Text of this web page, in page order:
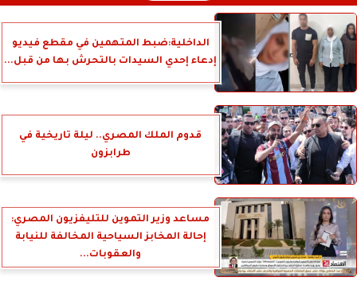
الداخلية:ضبط المتهمين في مقطع فيديو
إدعاء إحدي السيدات بالتحرش بها من قبل...
قدوم الملك المصري.. ليلة تاريخية في
طرابزون
مساعد وزير التموين للتليفزيون المصري:
إحالة المخابز السياحية المخالفة للنيابة
والعقوبات...